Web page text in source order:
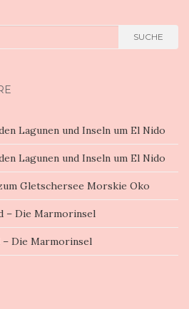
SUCHE
Lagunen und Inseln um El Nido
Lagunen und Inseln um El Nido
Gletschersee Morskie Oko
– Die Marmorinsel
– Die Marmorinsel